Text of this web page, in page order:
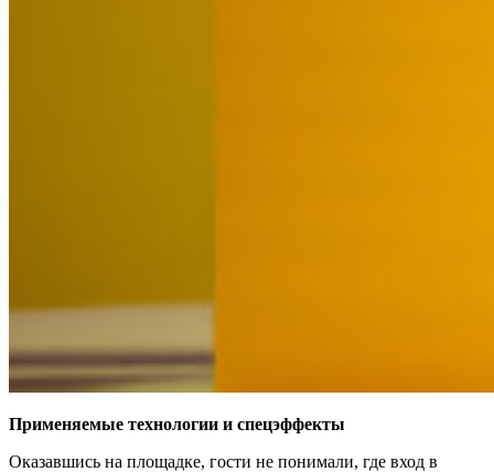
Применяемые технологии и спецэффекты
Оказавшись на площадке, гости не понимали, где вход в